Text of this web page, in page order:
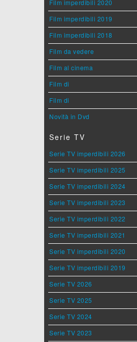
Film imperdibili 2020
Film imperdibili 2019
Film imperdibili 2018
Film da vedere
Film al cinema
Film di
Film di
Novità in Dvd
Serie TV
Serie TV imperdibili 2026
Serie TV imperdibili 2025
Serie TV imperdibili 2024
Serie TV imperdibili 2023
Serie TV imperdibili 2022
Serie TV imperdibili 2021
Serie TV imperdibili 2020
Serie TV imperdibili 2019
Serie TV 2026
Serie TV 2025
Serie TV 2024
Serie TV 2023